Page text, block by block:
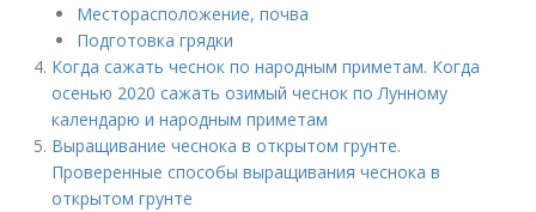
Месторасположение, почва
Подготовка грядки
Когда сажать чеснок по народным приметам. Когда
осенью 2020 сажать озимый чеснок по Лунному
календарю и народным приметам
Выращивание чеснока в открытом грунте.
Проверенные способы выращивания чеснока в
открытом грунте